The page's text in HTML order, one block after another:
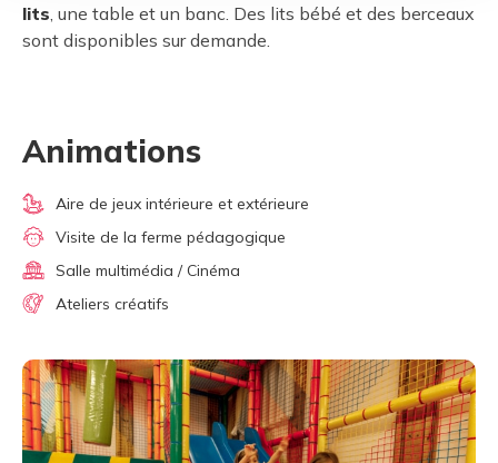
lits, une table et un banc. Des lits bébé et des berceaux
sont disponibles sur demande.
Animations
Aire de jeux intérieure et extérieure
Visite de la ferme pédagogique
Salle multimédia / Cinéma
Ateliers créatifs